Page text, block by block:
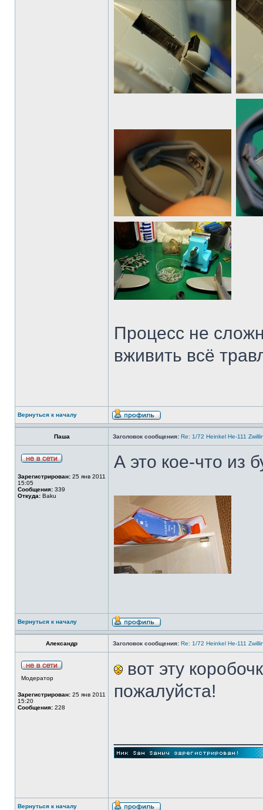
Процесс не
вживить всё
Вернуться к началу
Паша Заголовок сообщения: Re: 1/72 Heinkel He-111
Зарегистрирован: 25 янв 2011
15:05
Сообщения: 339
Откуда: Baku
А это кое-что из
Вернуться к началу
Александр Заголовок сообщения: Re: 1/72 Heinkel He-111
Модератор
Зарегистрирован: 25 янв 2011
15:20
Сообщения: 228
вот эту
пожалуйста!
Вернуться к началу